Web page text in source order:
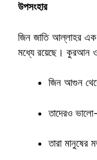
উপসংহার
জিন জাতি আল্লাহর এক
মধ্যে রয়েছে। কুরআন
জিন আগুন
তাদেরও
তারা মানুষের